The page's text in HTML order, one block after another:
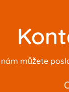
můžete